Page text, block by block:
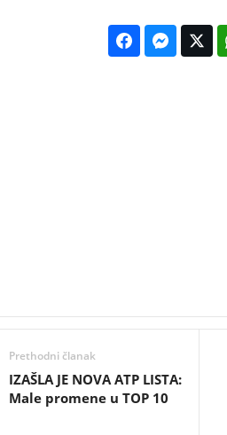
Prethodni članak
IZAŠLA JE NOVA ATP LISTA:
Male promene u TOP 10